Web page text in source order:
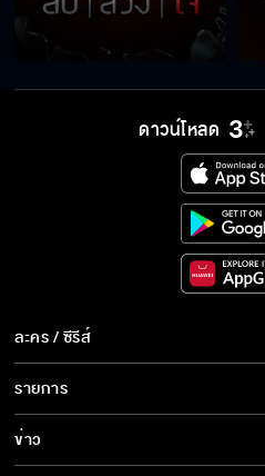
ดาวน์โหลด
ละคร / ซีรีส์
ละคร/ซีรีส์
ซีรีส์นานาชาติ
การ์ตูน & เกม
รายการ
รายการทั้งหมด
ข่าว